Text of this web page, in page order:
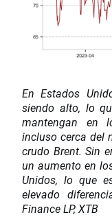
En Estados
siendo alto, lo
mantengan en
incluso cerca del
crudo Brent. Sin
un aumento en
Unidos, lo que
elevado
Finance LP, XTB